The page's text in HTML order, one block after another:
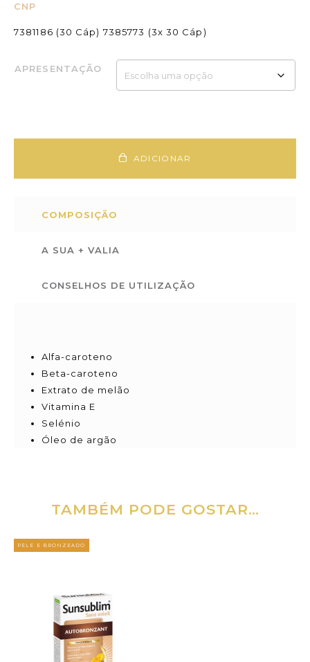
CNP
7381186 (30 Cáp) 7385773 (3x 30 Cáp)
APRESENTAÇÃO
ADICIONAR
COMPOSIÇÃO
A SUA + VALIA
CONSELHOS DE UTILIZAÇÃO
Alfa-caroteno
Beta-caroteno
Extrato de melão
Vitamina E
Selénio
Óleo de argão
TAMBÉM PODE GOSTAR…
PELE E BRONZEADO